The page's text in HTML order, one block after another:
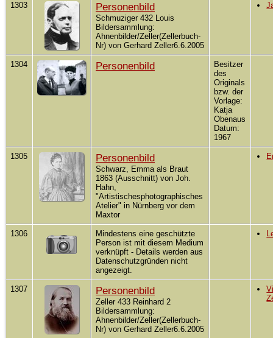
1303 Personenbild
Schmuziger 432 Louis
Bildersammlung:
Ahnenbilder/Zeller(Zellerbuch-
Nr) von Gerhard Zeller6.6.2005
1304 Personenbild
Besitzer
des
Originals
bzw. der
Vorlage:
Katja
Obenaus
Datum:
1967
1305 Personenbild
Schwarz, Emma als Braut
1863 (Ausschnitt) von Joh.
Hahn,
"Artistischesphotographisches
Atelier" in Nürnberg vor dem
Maxtor
1306
Mindestens eine geschützte
Person ist mit diesem Medium
verknüpft - Details werden aus
Datenschutzgründen nicht
angezeigt.
1307 Personenbild
Zeller 433 Reinhard 2
Bildersammlung:
Ahnenbilder/Zeller(Zellerbuch-
Nr) von Gerhard Zeller6.6.2005